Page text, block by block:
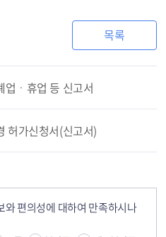
목록
업ㆍ휴업 등 신고서
허가신청서(신고서)
편의성에 대하여 만족하시나